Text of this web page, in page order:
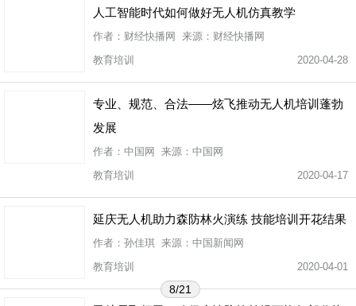
人工智能时代如何做好无人机仿真教学
作者：财经快播网 来源：财经快播网
教育培训
2020-04-28
专业、规范、合法——炫飞推动无人机培训蓬勃
发展
作者：中国网 来源：中国网
教育培训
2020-04-17
延庆无人机助力森防林火演练 技能培训开花结果
作者：孙佳琪 来源：中国新闻网
教育培训
2020-04-01